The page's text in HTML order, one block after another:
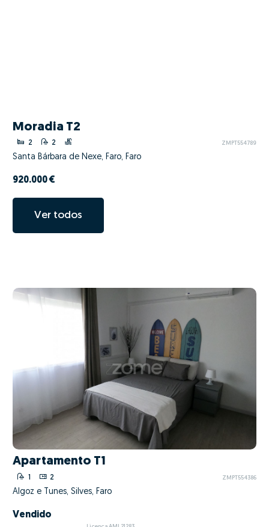
Moradia T2
2 2 ZMPT554789
Santa Bárbara de Nexe, Faro, Faro
920.000 €
Ver todos
Apartamento T1
1 2 ZMPT554386
Algoz e Tunes, Silves, Faro
Vendido